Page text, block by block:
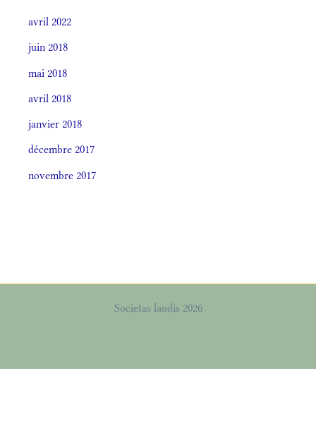
avril 2022
juin 2018
mai 2018
avril 2018
janvier 2018
décembre 2017
novembre 2017
Societas laudis 2026